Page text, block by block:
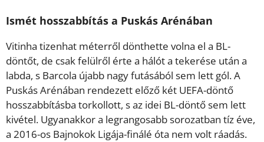
Ismét hosszabbítás a Puskás Arénában
Vitinha tizenhat méterről dönthette volna el a BL-
döntőt, de csak felülről érte a hálót a tekerése után a
labda, s Barcola újabb nagy futásából sem lett gól. A
Puskás Arénában rendezett előző két UEFA-döntő
hosszabbításba torkollott, s az idei BL-döntő sem lett
kivétel. Ugyanakkor a legrangosabb sorozatban tíz éve,
a 2016-os Bajnokok Ligája-finálé óta nem volt ráadás.